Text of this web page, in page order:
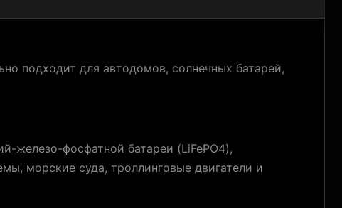
подходит для автодомов, солнечных батарей,
железо-фосфатной батареи (LiFePO4),
морские суда, троллинговые двигатели и